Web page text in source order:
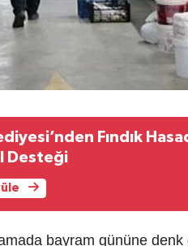
Fındık
Desteği
bayram gününe